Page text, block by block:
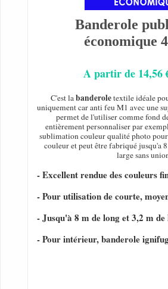
Banderole
économique
A partir de 14,56
C'est labanderoletextile idéale
uniquement car anti feu M1 avec une
permet de l'utiliser comme fond
entièrement personnaliser par
sublimation couleur qualité photo
couleur et peut être fabriqué jusqu'a
large sans
- Excellent rendue des couleurs
- Pour utilisation de courte,
- Jusqu'à 8 m de long et 3,2 m
- Pour intérieur, banderole